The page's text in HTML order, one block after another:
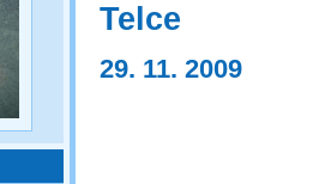
Telce
29. 11. 2009